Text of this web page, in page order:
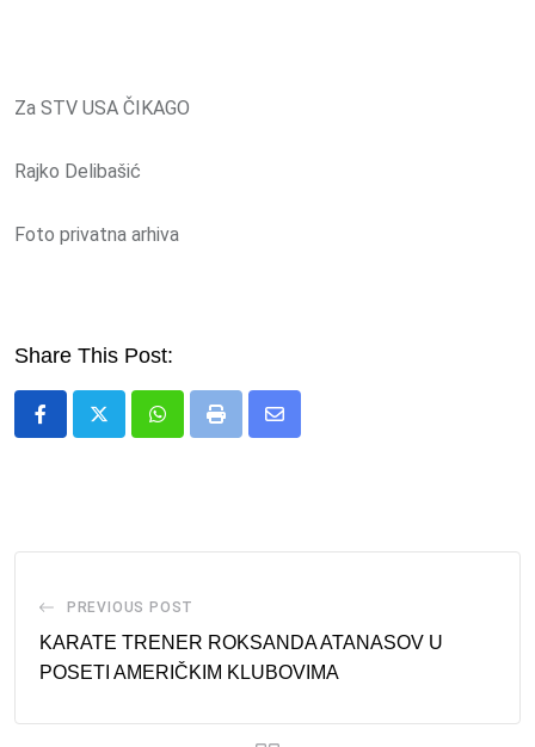
Za STV USA ČIKAGO
Rajko Delibašić
Foto privatna arhiva
Share This Post:
Whatsapp
Print
Share
PREVIOUS POST
KARATE TRENER ROKSANDA ATANASOV U
POSETI AMERIČKIM KLUBOVIMA